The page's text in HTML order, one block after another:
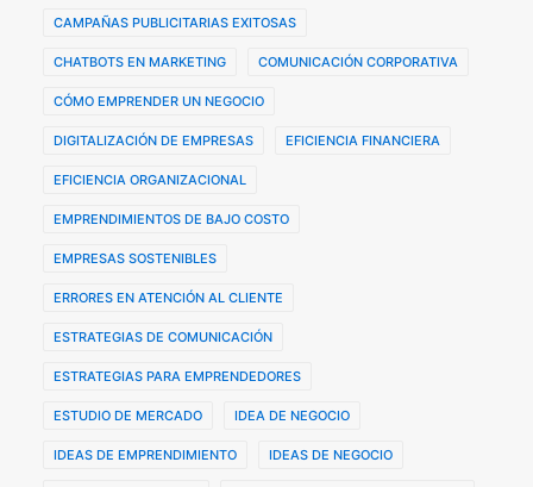
CAMPAÑAS PUBLICITARIAS EXITOSAS
CHATBOTS EN MARKETING COMUNICACIÓN CORPORATIVA
CÓMO EMPRENDER UN NEGOCIO
DIGITALIZACIÓN DE EMPRESAS EFICIENCIA FINANCIERA
EFICIENCIA ORGANIZACIONAL
EMPRENDIMIENTOS DE BAJO COSTO
EMPRESAS SOSTENIBLES
ERRORES EN ATENCIÓN AL CLIENTE
ESTRATEGIAS DE COMUNICACIÓN
ESTRATEGIAS PARA EMPRENDEDORES
ESTUDIO DE MERCADO IDEA DE NEGOCIO
IDEAS DE EMPRENDIMIENTO IDEAS DE NEGOCIO